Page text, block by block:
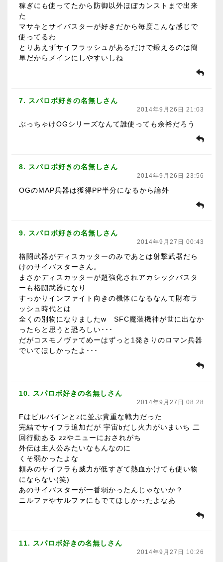
稼ぎにも使ってたから防御以外ほぼカンストまで出来
た
マサキとサイバスターが好きだから毎度こんな感じで
使ってるわ
とりあえずサイフラッシュがあるだけで鍛えるのは簡
単だからメインにしやすいしね
7. スパロボ好きの名無しさん
2014年9月26日 21:03
ぶっちゃけOGシリーズなんて誰使っても余裕だろう
8. スパロボ好きの名無しさん
2014年9月26日 23:56
OGのMAP兵器は獲得PP半分になるから論外
9. スパロボ好きの名無しさん
2014年9月27日 00:43
格闘武器がディスカッターのみであとは射撃武器だら
けのサイバスターさん。
まさかディスカッターが超強化されアカシックバスタ
ーも格闘武器になり
すっかりインファイト向きの機体になるなんて財布ラ
ッシュ時代とは
全くの別物になりましたw SFC魔装機神が世に出なか
ったらと思うと恐ろしい･･･
だがコスモノヴァてめーはずっと1発きりのロマン兵器
でいてほしかったよ･･･
10. スパロボ好きの名無しさん
2014年9月27日 08:28
Fはビルバインとzに並ぶ貴重な戦力だった
完結でサイフラ追加だが 宇宙bだし火力がいまいち 二
回行動ある zzやニューにおされがち
外伝は主人公みたいなもんなのに
くそ弱かったよな
頼みのサイフラも威力が低すぎて熱血かけても使い物
にならない(笑)
あのサイバスターが一番弱かったんじゃないか？
ニルファやサルファにもでてほしかったよなあ
11. スパロボ好きの名無しさん
2014年9月27日 10:26